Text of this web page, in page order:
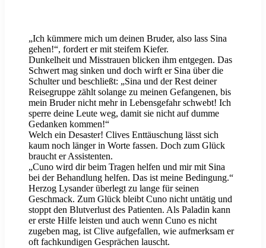
„Ich kümmere mich um deinen Bruder, also lass Sina
gehen!“, fordert er mit steifem Kiefer.
Dunkelheit und Misstrauen blicken ihm entgegen. Das
Schwert mag sinken und doch wirft er Sina über die
Schulter und beschließt: „Sina und der Rest deiner
Reisegruppe zählt solange zu meinen Gefangenen, bis
mein Bruder nicht mehr in Lebensgefahr schwebt! Ich
sperre deine Leute weg, damit sie nicht auf dumme
Gedanken kommen!“
Welch ein Desaster! Clives Enttäuschung lässt sich
kaum noch länger in Worte fassen. Doch zum Glück
braucht er Assistenten.
„Cuno wird dir beim Tragen helfen und mir mit Sina
bei der Behandlung helfen. Das ist meine Bedingung.“
Herzog Lysander überlegt zu lange für seinen
Geschmack. Zum Glück bleibt Cuno nicht untätig und
stoppt den Blutverlust des Patienten. Als Paladin kann
er erste Hilfe leisten und auch wenn Cuno es nicht
zugeben mag, ist Clive aufgefallen, wie aufmerksam er
oft fachkundigen Gesprächen lauscht.